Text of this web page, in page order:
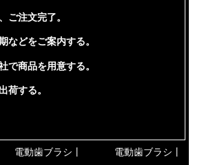
ご注文完了。
などをご案内する。
で商品を用意する。
荷する。
電動歯ブラシ丨 電動歯ブラシ丨